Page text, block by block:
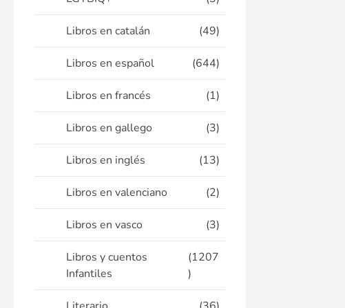
Libros en catalán (49)
Libros en español (644)
Libros en francés (1)
Libros en gallego (3)
Libros en inglés (13)
Libros en valenciano (2)
Libros en vasco (3)
Libros y cuentos
Infantiles
(1207
)